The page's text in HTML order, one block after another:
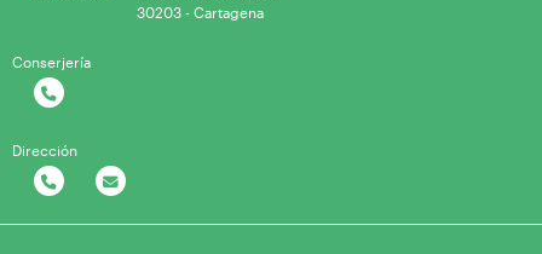
30203 - Cartagena
Conserjería
Dirección